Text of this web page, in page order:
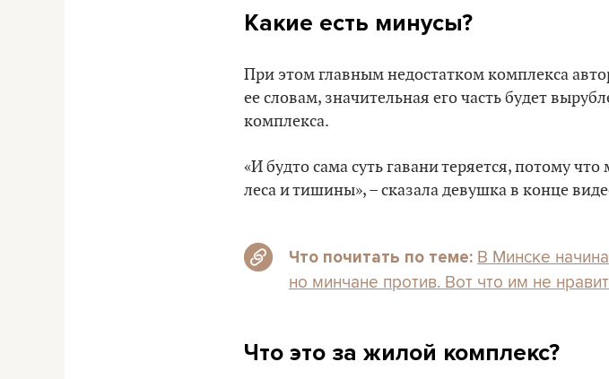
Какие есть минусы?
При этом главным недостатком комплекса
ее словам, значительная его часть будет
комплекса.
«И будто сама суть гавани теряется, потому
леса и тишины», – сказала девушка в конце
Что почитать по теме: В Минске
но минчане против. Вот что им не
Что это за жилой комплекс?